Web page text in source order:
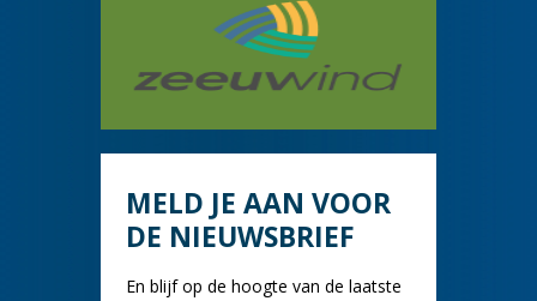
MELD JE AAN VOOR
DE NIEUWSBRIEF
En blijf op de hoogte van de laatste